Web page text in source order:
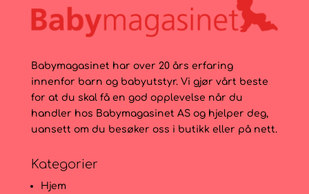
Babymagasinet har over 20 års erfaring
innenfor barn og babyutstyr. Vi gjør vårt beste
for at du skal få en god opplevelse når du
handler hos Babymagasinet AS og hjelper deg,
uansett om du besøker oss i butikk eller på nett.
Kategorier
Hjem